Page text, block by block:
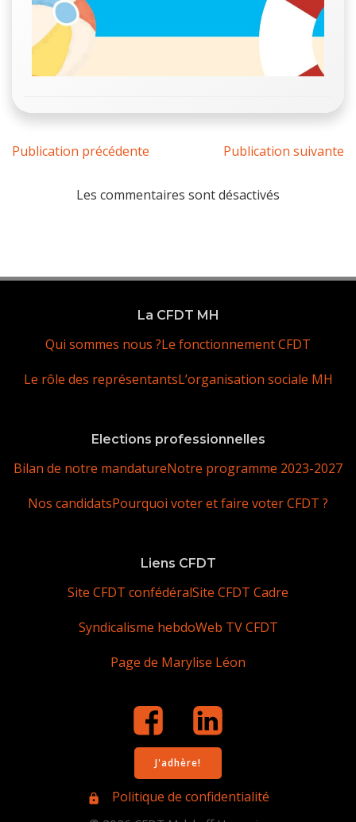
Publication précédente Publication suivante
Les commentaires sont désactivés
La CFDT MH
Qui sommes nous ?Le fonctionnement CFDT
Le rôle des représentantsL’organisation sociale MH
Elections professionnelles
Bilan de notre mandatureNotre programme 2023-2027
Nos candidatsPourquoi voter et faire voter CFDT ?
Liens CFDT
Site CFDT confédéralSite CFDT Cadre
Syndicalisme hebdoWeb TV CFDT
Page de Marylise Léon
J'adhère!
Politique de confidentialité